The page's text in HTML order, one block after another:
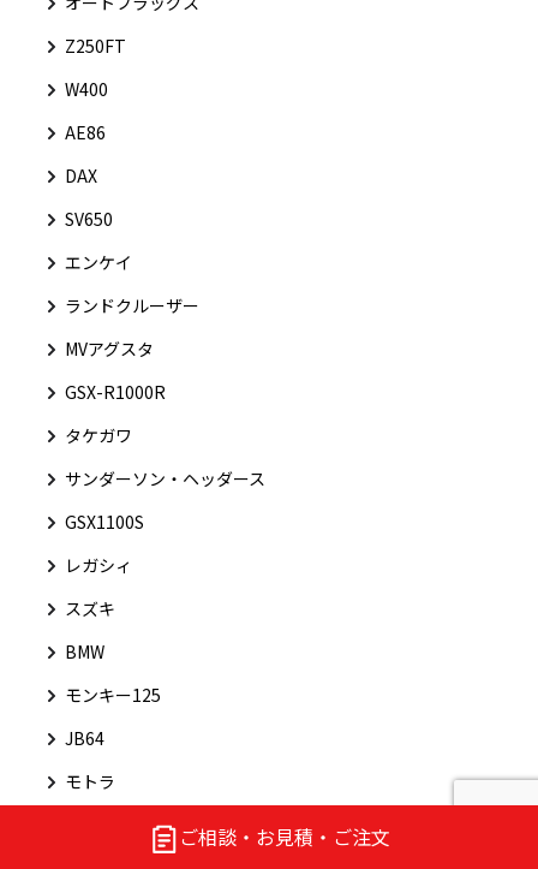
ご相談・お見積・ご注文
Z250FT
W400
AE86
DAX
SV650
エンケイ
ランドクルーザー
MVアグスタ
GSX-R1000R
タケガワ
サンダーソン・ヘッダース
GSX1100S
レガシィ
スズキ
BMW
モンキー125
JB64
モトラ